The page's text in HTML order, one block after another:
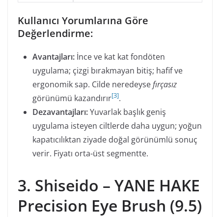
Kullanıcı Yorumlarına Göre
Değerlendirme:
Avantajları: İnce ve kat kat fondöten
uygulama; çizgi bırakmayan bitiş; hafif ve
ergonomik sap. Cilde neredeysefırçasız
görünümü kazandırır[3].
Dezavantajları:Yuvarlak başlık geniş
uygulama isteyen ciltlerde daha uygun; yoğun
kapatıcılıktan ziyade doğal görünümlü sonuç
verir. Fiyatı orta-üst segmentte.
3. Shiseido – YANE HAKE
Precision Eye Brush (9.5)